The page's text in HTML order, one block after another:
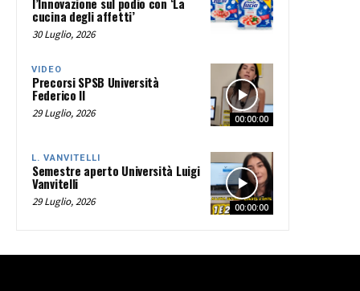
cucina degli affetti’
30 Luglio, 2026
00:00:00
VIDEO
Precorsi SPSB Università
Federico II
29 Luglio, 2026
00:00:00
L. VANVITELLI
Semestre aperto Università Luigi
Vanvitelli
29 Luglio, 2026